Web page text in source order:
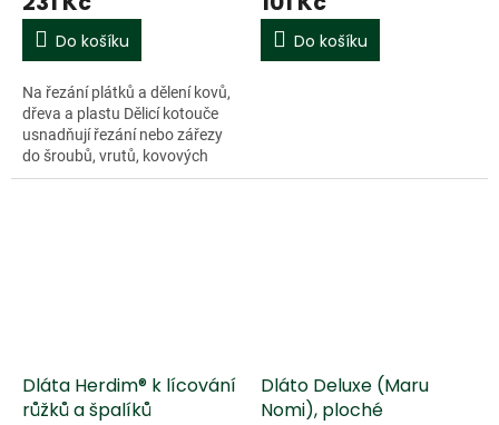
Do košíku
Na řezání plátků a dělení kovů,
dřeva a plastu Dělicí kotouče
usnadňují řezání nebo zářezy
do šroubů, vrutů, kovových
plechů, tenkého dřeva a plastu
Do košíku
Dláta Herdim® k lícování
růžků a špalíků
Dláto Deluxe (Maru
Nomi), ploché